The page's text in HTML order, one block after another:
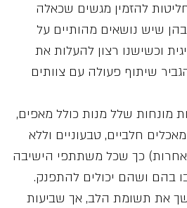
להזמין מגשים שכאלה
שיש נושאים מהותיים על
וכשישנו רצון להעלות את
שיתוף פעולה עם צוותים
מונחות שלל מנות כולל מאפים,
חלביים, טבעוניים וללא
אחרות) כך שכל משתתפי הישיבה
בהם ושהם יכולים להתפנק.
את תשומת הלב, אך שביעות